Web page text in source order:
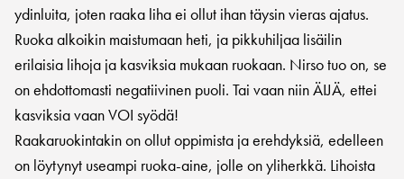
ydinluita, joten raaka liha ei ollut ihan täysin vieras ajatus.
Ruoka alkoikin maistumaan heti, ja pikkuhiljaa lisäilin
erilaisia lihoja ja kasviksia mukaan ruokaan. Nirso tuo on, se
on ehdottomasti negatiivinen puoli. Tai vaan niin ÄIJÄ, ettei
kasviksia vaan VOI syödä!
Raakaruokintakin on ollut oppimista ja erehdyksiä, edelleen
on löytynyt useampi ruoka-aine, jolle on yliherkkä. Lihoista